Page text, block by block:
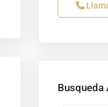
Busqueda